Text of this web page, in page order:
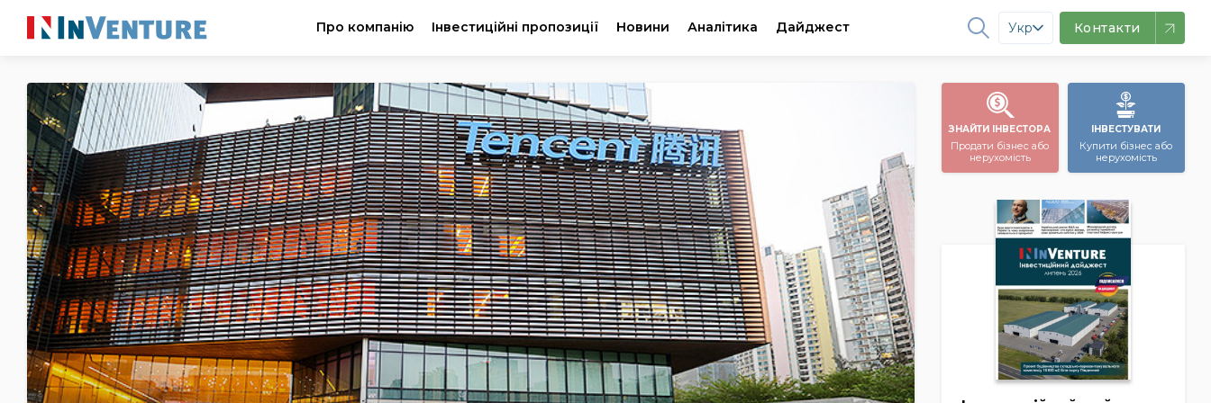
Про компанію Інвестиційні пропозиції Новини Аналітика Дайджест Укр Контакти
ЗНАЙТИ ІНВЕСТОРА
Продати бізнес або
нерухомість
ІНВЕСТУВАТИ
Купити бізнес або
нерухомість